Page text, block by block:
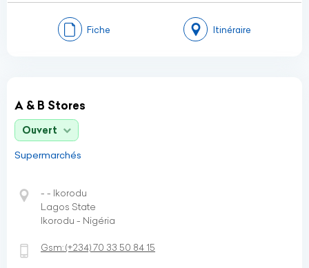
Fiche Itinéraire
A & B Stores
Ouvert
Supermarchés
- - Ikorodu
Lagos State
Ikorodu - Nigéria
Gsm:(+234)70 33 50 84 15